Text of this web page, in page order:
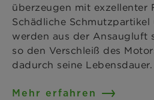
überzeugen mit exzellenter
Schädliche
werden aus der Ansaugluft
so den Verschleiß des
dadurch seine Lebensdauer.
Mehr erfahren